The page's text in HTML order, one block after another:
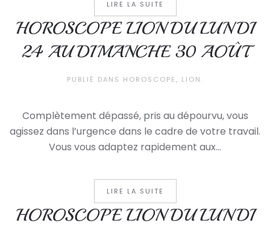
LIRE LA SUITE
HOROSCOPE LION DU LUNDI
24 AU DIMANCHE 30 AOÛT
PUBLIÉ DANS HOROSCOPE, LION .
Complètement dépassé, pris au dépourvu, vous
agissez dans l’urgence dans le cadre de votre travail.
Vous vous adaptez rapidement aux...
LIRE LA SUITE
HOROSCOPE LION DU LUNDI